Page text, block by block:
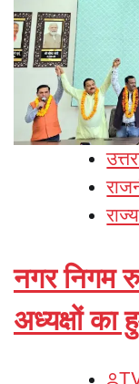
राज्य
नगर निगम
अध्यक्षों का